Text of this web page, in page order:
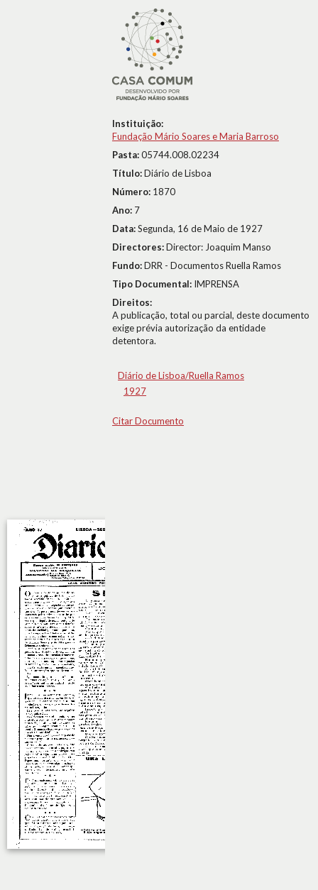
Instituição:
Fundação Mário Soares e Maria Barroso
Pasta:05744.008.02234
Título:Diário de Lisboa
Número: 1870
Ano: 7
Data:Segunda, 16 de Maio de 1927
Directores:Director: Joaquim Manso
Fundo:DRR - Documentos Ruella Ramos
Tipo Documental: IMPRENSA
Direitos:
A publicação, total ou parcial, deste documento
exige prévia autorização da entidade
detentora.
Diário de Lisboa/Ruella Ramos
1927
Citar Documento